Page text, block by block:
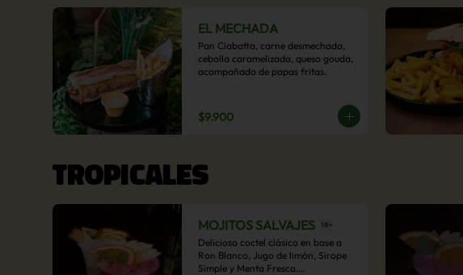
EL MECHADA
Pan Ciabatta, carne desmechada,
cebolla caramelizada, queso gouda,
acompañado de papas fritas.
$9.900
TROPICALES
MOJITOS SALVAJES
Delicioso coctel clásico en base a
Ron Blanco, Jugo de limón, Sirope
Simple y Menta Fresca.